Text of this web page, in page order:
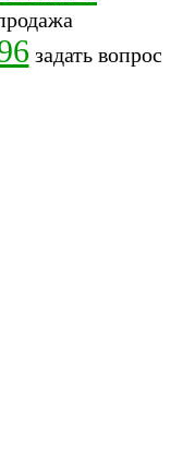
задать вопрос